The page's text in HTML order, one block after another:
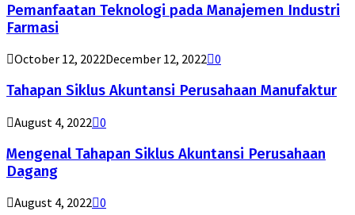
Pemanfaatan Teknologi pada Manajemen Industri
Farmasi
October 12, 2022December 12, 2022 0
Tahapan Siklus Akuntansi Perusahaan Manufaktur
August 4, 2022 0
Mengenal Tahapan Siklus Akuntansi Perusahaan
Dagang
August 4, 2022 0